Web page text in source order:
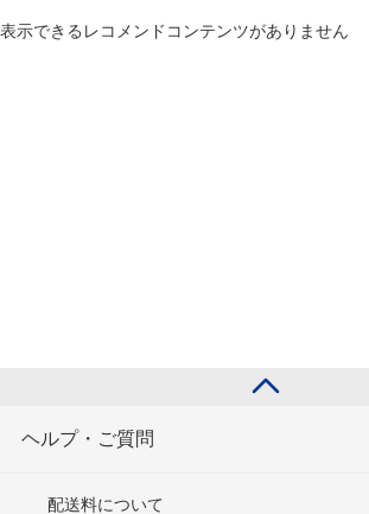
表示できるレコメンドコンテンツがありません
ヘルプ・ご質問
配送料について